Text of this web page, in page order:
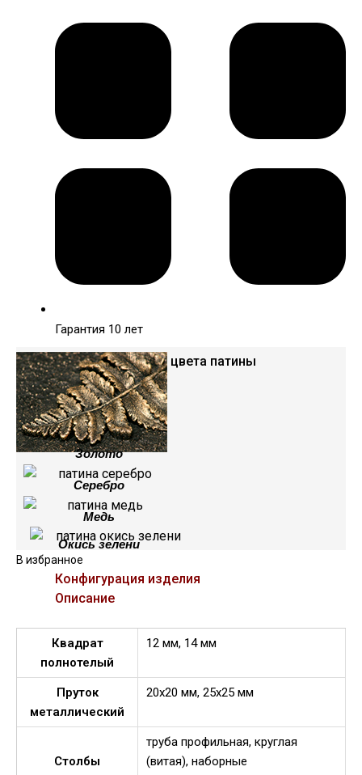
Гарантия 10 лет
Варианты цвета патины
Золото
Серебро
Медь
Окись зелени
В избранное
Конфигурация изделия
Описание
Квадрат
полнотелый
12 мм, 14 мм
Пруток
металлический
20х20 мм, 25х25 мм
Столбы
труба профильная, круглая
(витая), наборные